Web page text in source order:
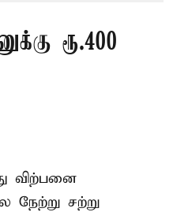
ரூ.400
விற்பனை
சற்று